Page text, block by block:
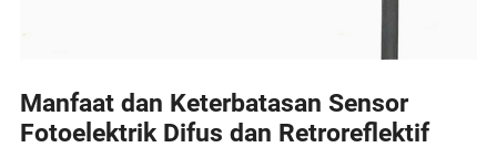
Manfaat dan Keterbatasan Sensor
Fotoelektrik Difus dan Retroreflektif